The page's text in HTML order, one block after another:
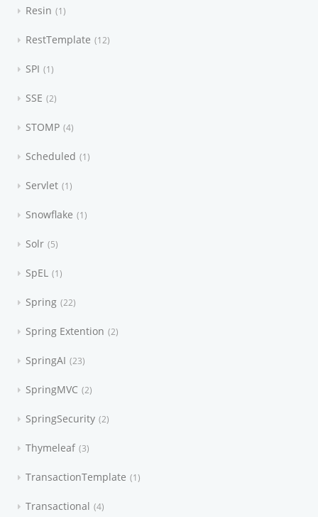
Resin 1
RestTemplate 12
SPI 1
SSE 2
STOMP 4
Scheduled 1
Servlet 1
Snowflake 1
Solr 5
SpEL 1
Spring 22
Spring Extention 2
SpringAI 23
SpringMVC 2
SpringSecurity 2
Thymeleaf 3
TransactionTemplate 1
Transactional 4